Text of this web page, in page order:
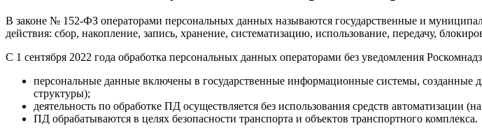
В законе № 152-ФЗ операторами персональных данных называются государственные и
действия: сбор, накопление, запись, хранение, систематизацию, использование, передачу,
С 1 сентября 2022 года обработка персональных данных операторами без уведомления
персональные данные включены в государственные информационные системы, созданные
структуры);
деятельность по обработке ПД осуществляется без использования средств автоматизации
ПД обрабатываются в целях безопасности транспорта и объектов транспортного комплекса.